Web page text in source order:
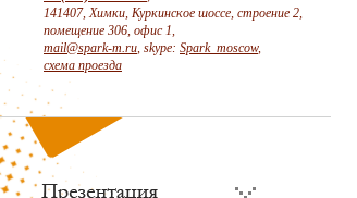
141407, Химки, Куркинское шоссе, строение 2,
помещение 306, офис 1,
mail@spark-m.ru, skype: Spark_moscow,
схема проезда